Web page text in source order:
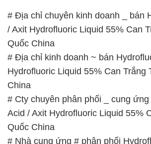
Hydrofluoric Liquid 55% Can Trắng
China
# Cty chuyên phân phối _ cung ứng
Acid / Axit Hydrofluoric Liquid 55%
Quốc China
# Nhà cung ứng # phân phối
Hydrofluoric Liquid 55% Can Trắng
China
# Cung cấp * cung ứng Hydrofluoric
Hydrofluoric Liquid 55% Can Trắng